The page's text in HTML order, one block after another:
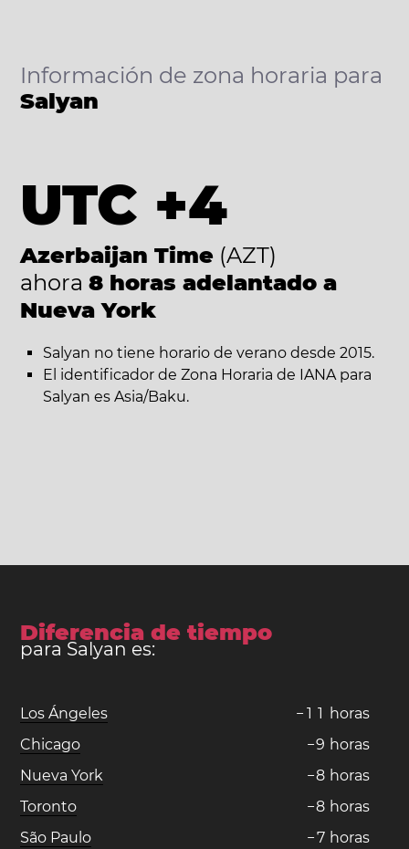
Información de zona horaria para
Salyan
UTC +4
Azerbaijan Time (AZT)
ahora 8 horas adelantado a
Nueva York
Salyan no tiene horario de verano desde 2015.
El identificador de Zona Horaria de IANA para
Salyan es Asia/Baku.
Diferencia de tiempo
para Salyan es:
Los Ángeles − 1 1 horas
Chicago
−9 horas
Nueva York
−8 horas
Toronto
−8 horas
São Paulo
−7 horas